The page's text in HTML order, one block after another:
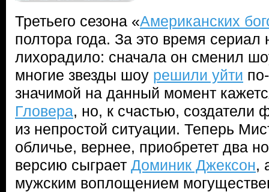
Третьего сезона «Американских
полтора года. За это время сериал
лихорадило: сначала он сменил
многие звезды шоу решили уйти
значимой на данный момент
Гловера, но, к счастью, создатели
из непростой ситуации. Теперь
обличье, вернее, приобретет два
версию сыграет Доминик Джексон,
мужским воплощением